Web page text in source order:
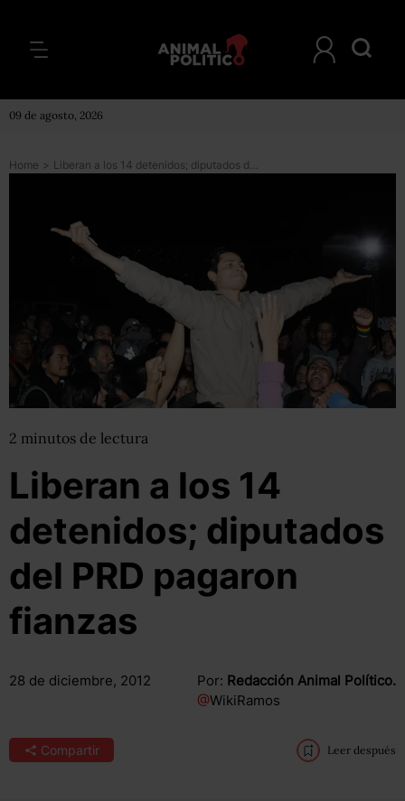
09 de agosto, 2026
Home > Liberan a los 14 detenidos; diputados del PRD pagaron fianzas
2 minutos de lectura
Liberan a los 14
detenidos; diputados
del PRD pagaron
fianzas
28 de diciembre, 2012 Por: Redacción Animal Político.
@WikiRamos
Compartir Leer después